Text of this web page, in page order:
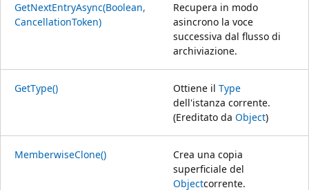
GetNextEntryAsync(Boolean,
CancellationToken)
Recupera in modo
asincrono la voce
successiva dal flusso di
archiviazione.
GetType() Ottiene il Type
dell'istanza corrente.
(Ereditato da Object)
MemberwiseClone()
Crea una copia
superficiale del
Objectcorrente.